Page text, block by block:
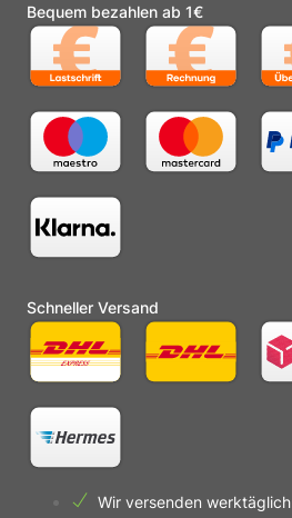
Bequem bezahlen ab 1€
Schneller Versand
Wir versenden werktäglich